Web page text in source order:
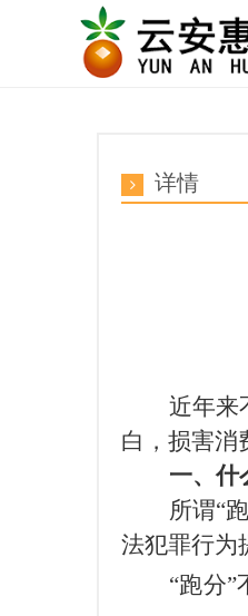
详情
近年来
白，损害消
一、什
所谓“
法犯罪行为
“跑分